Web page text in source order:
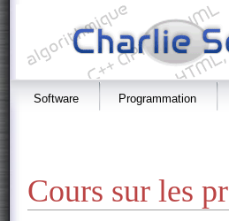
Software Programmation
Cours sur les